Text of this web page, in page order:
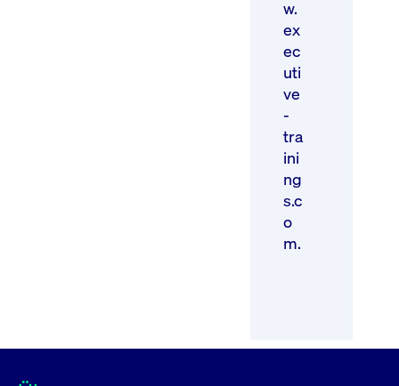
w.
ex
ec
uti
ve
-
tra
ini
ng
s.c
o
m.